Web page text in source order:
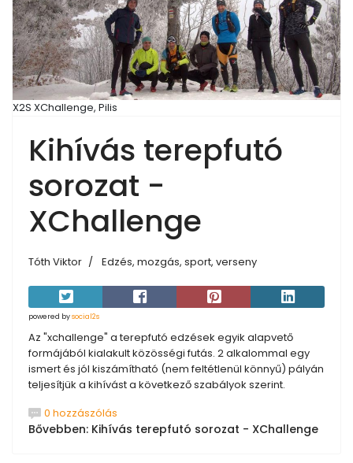
X2S XChallenge, Pilis
Kihívás terepfutó
sorozat -
XChallenge
Tóth Viktor Edzés, mozgás, sport, verseny
powered bysocial2s
Az "xchallenge" a terepfutó edzések egyik alapvető
formájából kialakult közösségi futás. 2 alkalommal egy
ismert és jól kiszámítható (nem feltétlenül könnyű) pályán
teljesítjük a kihívást a következő szabályok szerint.
0 hozzászólás
Bővebben: Kihívás terepfutó sorozat - XChallenge